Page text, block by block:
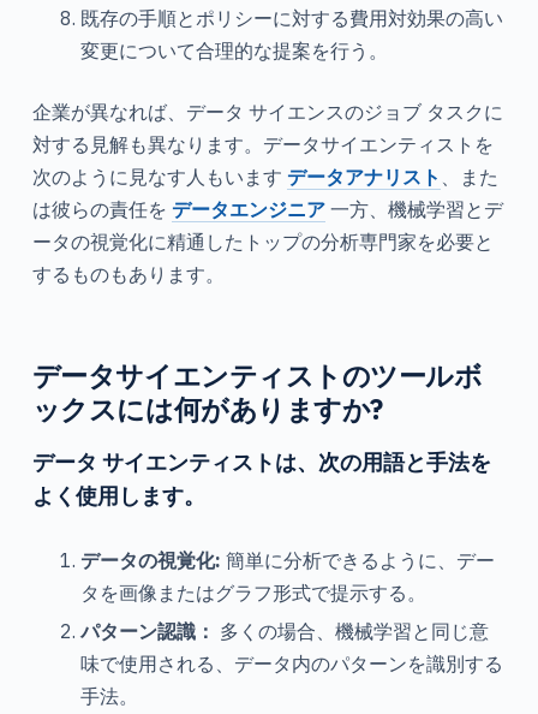
既存の手順とポリシーに対する費用対効果の高い
変更について合理的な提案を行う。
企業が異なれば、データ サイエンスのジョブ タスクに
対する見解も異なります。データサイエンティストを
次のように見なす人もいます データアナリスト
、また
は彼らの責任を データエンジニア一方、機械学習とデ
ータの視覚化に精通したトップの分析専門家を必要と
するものもあります。
データサイエンティストのツールボ
ックスには何がありますか?
データ サイエンティストは、次の用語と手法を
よく使用します。
データの視覚化: 簡単に分析できるように、デー
タを画像またはグラフ形式で提示する。
パターン認識： 多くの場合、機械学習と同じ意
味で使用される、データ内のパターンを識別する
手法。